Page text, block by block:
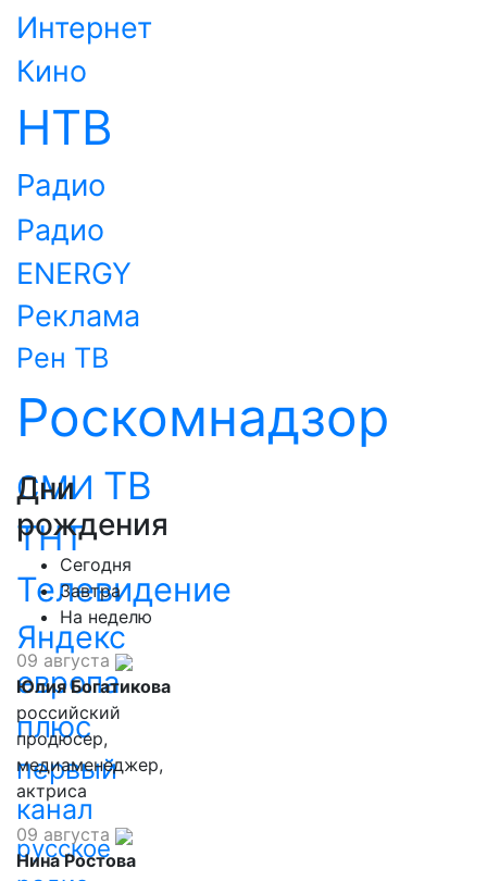
Интернет
Кино
НТВ
Радио
Радио
ENERGY
Реклама
Рен ТВ
Роскомнадзор
СМИ ТВ
ТНТ
Телевидение
Яндекс
европа
плюс
первый
канал
русское
Дни
рождения
Сегодня
Завтра
На неделю
09 августа
Юлия Богатикова
российский
продюсер,
медиаменеджер,
актриса
09 августа
Нина Ростова